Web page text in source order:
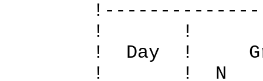
!
! Day !
! ! N S